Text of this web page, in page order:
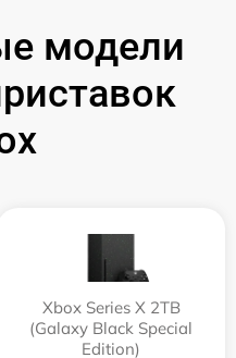
модели
Xbox Series X 2TB
(Galaxy Black Special
Edition)